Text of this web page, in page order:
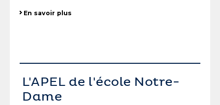
En savoir plus
L'APEL de l'école Notre-
Dame